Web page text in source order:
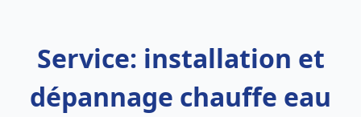
Service: installation et
dépannage chauffe eau